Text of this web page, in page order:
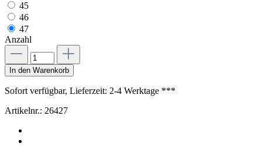
45
46
47
Anzahl
In den Warenkorb
Sofort verfügbar, Lieferzeit: 2-4 Werktage ***
Artikelnr.: 26427